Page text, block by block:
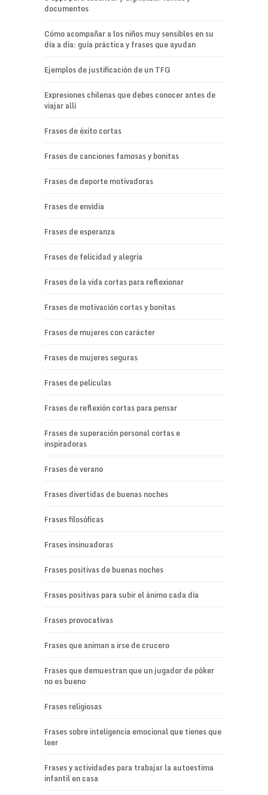
documentos
Cómo acompañar a los niños muy sensibles en su
día a día: guía práctica y frases que ayudan
Ejemplos de justificación de un TFG
Expresiones chilenas que debes conocer antes de
viajar allí
Frases de éxito cortas
Frases de canciones famosas y bonitas
Frases de deporte motivadoras
Frases de envidia
Frases de esperanza
Frases de felicidad y alegría
Frases de la vida cortas para reflexionar
Frases de motivación cortas y bonitas
Frases de mujeres con carácter
Frases de mujeres seguras
Frases de películas
Frases de reflexión cortas para pensar
Frases de superación personal cortas e
inspiradoras
Frases de verano
Frases divertidas de buenas noches
Frases filosóficas
Frases insinuadoras
Frases positivas de buenas noches
Frases positivas para subir el ánimo cada día
Frases provocativas
Frases que animan a irse de crucero
Frases que demuestran que un jugador de póker
no es bueno
Frases religiosas
Frases sobre inteligencia emocional que tienes que
leer
Frases y actividades para trabajar la autoestima
infantil en casa